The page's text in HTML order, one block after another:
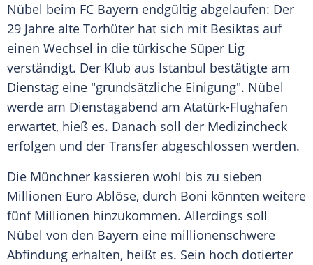
Nübel beim FC Bayern endgültig abgelaufen: Der
29 Jahre alte Torhüter hat sich mit Besiktas auf
einen Wechsel in die türkische Süper Lig
verständigt. Der Klub aus Istanbul bestätigte am
Dienstag eine "grundsätzliche Einigung". Nübel
werde am Dienstagabend am Atatürk-Flughafen
erwartet, hieß es. Danach soll der Medizincheck
erfolgen und der Transfer abgeschlossen werden.
Die Münchner kassieren wohl bis zu sieben
Millionen Euro Ablöse, durch Boni könnten weitere
fünf Millionen hinzukommen. Allerdings soll
Nübel von den Bayern eine millionenschwere
Abfindung erhalten, heißt es. Sein hoch dotierter